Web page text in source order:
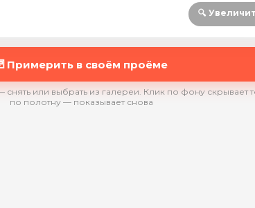
🔍
Примерить в своём проёме
или выбрать из галереи. Клик по фону скрывает
по полотну — показывает снова